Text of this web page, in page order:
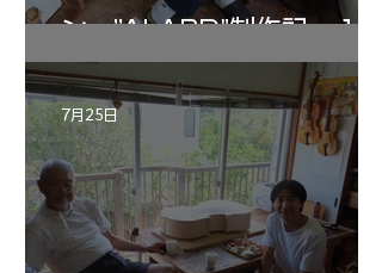
ン ”ALARD"制作記 １2
7月25日